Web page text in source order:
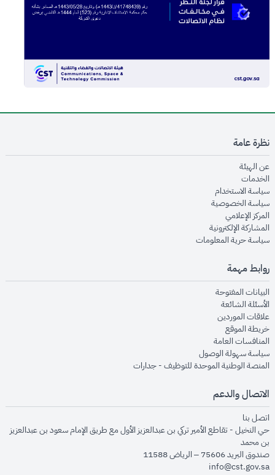
نظرة عامة
عن الهيئةopens in new window
الخدماتopens in new window
سياسة الاستخدام
سياسة الخصوصيةopens in new window
المركز الإعلاميopens in new window
المشاركة الإلكترونيةopens in new window
سياسة حرية المعلوماتopens in new window
روابط مهمة
البيانات المفتوحةopens in new window
الأسئلة الشائعةopens in new window
علاقات الموردينopens in new window
خريطة الموقعopens in new window
المنافسات العامةopens in new window
سياسة سهولة الوصولopens in new window
المنصة الوطنية الموحدة للتوظيف - جداراتopens in new window
الاتصال والدعم
اتصل بنا
حي النخيل - تقاطع الأمير تركي بن عبدالعزيز الأول مع طريق الإمام سعود بن عبدالعزيز
بن محمد
صندوق البريد 75606 – الرياض 11588
info@cst.gov.sa